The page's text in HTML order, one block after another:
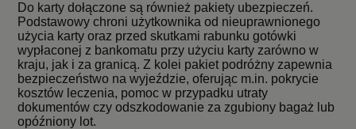
Do karty dołączone są również pakiety ubezpieczeń.
Podstawowy chroni użytkownika od nieuprawnionego
użycia karty oraz przed skutkami rabunku gotówki
wypłaconej z bankomatu przy użyciu karty zarówno w
kraju, jak i za granicą. Z kolei pakiet podróżny zapewnia
bezpieczeństwo na wyjeździe, oferując m.in. pokrycie
kosztów leczenia, pomoc w przypadku utraty
dokumentów czy odszkodowanie za zgubiony bagaż lub
opóźniony lot.